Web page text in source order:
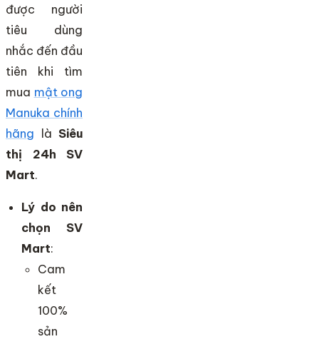
được người
tiêu dùng
nhắc đến đầu
tiên khi tìm
mua mật ong
Manuka chính
hãng là Siêu
thị 24h SV
Mart.
Lý do nên
chọn SV
Mart:
Cam
kết
100%
sản